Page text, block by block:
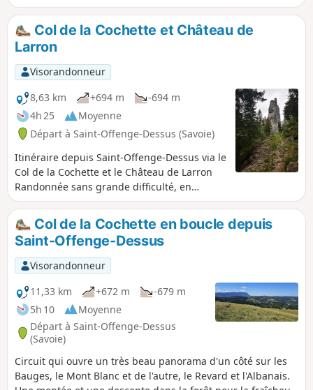
de la Clusaz , atteindre le sublime point
de vue de la Tour des Ébats qui permet
d'admirer le Lac du Bourget, la Chaîne
de l'Épine, les Bauges, la Tournette et
au loin le Mont Blanc puis par un
parcours de crête atteindre le point
haut du Revard qui est la Tour de
l'Angle Est et son magnifique panorama.
Retour par le sentier dit de la
Crémaillére.
Col de la Cochette et Château de
Larron
Visorandonneur
8,63 km
+694 m
-694 m
4h 25
Moyenne
Départ à Saint-Offenge-Dessus (Savoie)
Itinéraire depuis Saint-Offenge-Dessus via le
Col de la Cochette et le Château de Larron
Randonnée sans grande difficulté, en
grande partie en sous-bois, petite traversée
d’alpages.
Col de la Cochette en boucle depuis
Saint-Offenge-Dessus
Visorandonneur
11,33 km
+672 m
-679 m
5h 10
Moyenne
Départ à Saint-Offenge-Dessus
(Savoie)
Circuit qui ouvre un très beau panorama d'un côté sur les
Bauges, le Mont Blanc et de l'autre, le Revard et l'Albanais.